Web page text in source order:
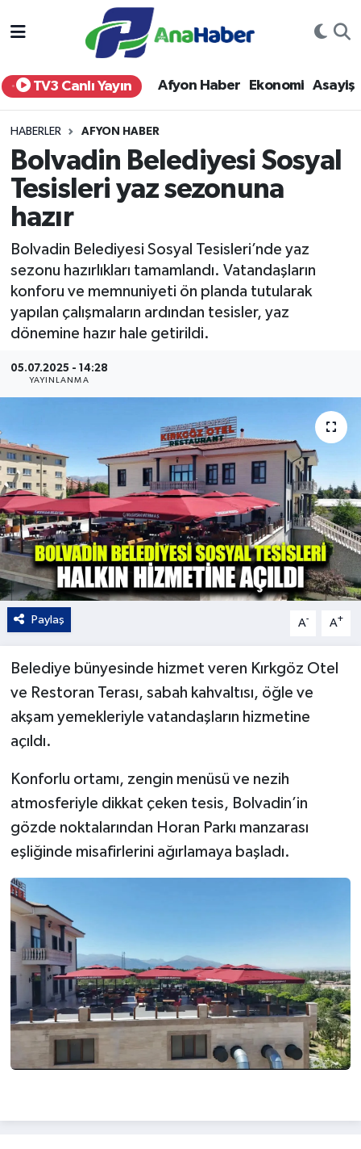
TV3 Canlı Yayın Afyon Haber Ekonomi Asayiş
HABERLER AFYON HABER
Bolvadin Belediyesi Sosyal
Tesisleri yaz sezonuna
hazır
Bolvadin Belediyesi Sosyal Tesisleri’nde yaz
sezonu hazırlıkları tamamlandı. Vatandaşların
konforu ve memnuniyeti ön planda tutularak
yapılan çalışmaların ardından tesisler, yaz
dönemine hazır hale getirildi.
05.07.2025 - 14:28
YAYINLANMA
Paylaş A- A+
Belediye bünyesinde hizmet veren Kırkgöz Otel
ve Restoran Terası, sabah kahvaltısı, öğle ve
akşam yemekleriyle vatandaşların hizmetine
açıldı.
Konforlu ortamı, zengin menüsü ve nezih
atmosferiyle dikkat çeken tesis, Bolvadin’in
gözde noktalarından Horan Parkı manzarası
eşliğinde misafirlerini ağırlamaya başladı.
Yurt Haber
Afyon Haber
Siyaset
Spor
Eğitim
Sağlık
Afyonkarahisar Nöbetçi Eczaneler
Afyonkarahisar Hava Durumu
Afyonkarahisar Trafik Yoğunluk Haritası
Süper Lig Puan Durumu ve Fikstür
Tüm Manşetler
Son Dakika Haberleri